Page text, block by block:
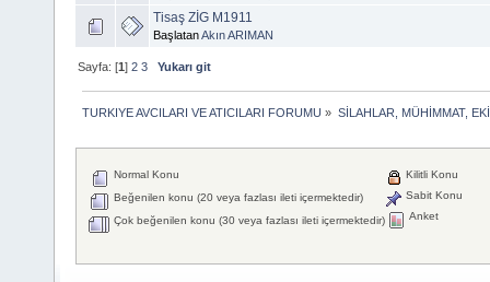
Tisaş ZİG M1911
BaşlatanAkın ARIMAN
Sayfa: [1]2 3 Yukarı git
TURKIYE AVCILARI VE ATICILARI FORUMU » SİLAHLAR, MÜHİMMAT,
Normal Konu
Beğenilen konu (20 veya fazlası ileti içermektedir)
Çok beğenilen konu (30 veya fazlası ileti içermektedir)
Kilitli Konu
Sabit Konu
Anket